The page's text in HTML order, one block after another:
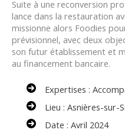
Suite à une reconversion
lance dans la restauration
missionne alors Foodies
prévisionnel, avec deux
son futur établissement et
au financement bancaire.
Expertises :
Lieu : Asnières-sur-
Date : Avril 2024